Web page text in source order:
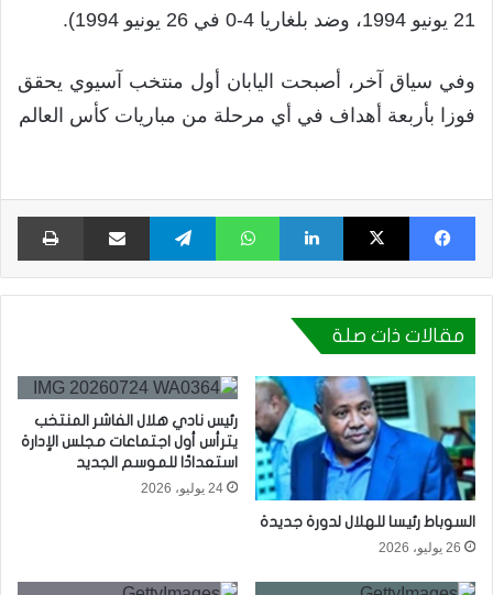
21 يونيو 1994، وضد بلغاريا 4-0 في 26 يونيو 1994).
وفي سياق آخر، أصبحت اليابان أول منتخب آسيوي يحقق
فوزا بأربعة أهداف في أي مرحلة من مباريات كأس العالم
فيسبوك X لينكدإن واتساب تيلقرام مشاركة عبر البريد
مقالات ذات صلة
السوباط رئيسا للهلال لدورة جديدة
26 يوليو، 2026
رئيس نادي هلال الفاشر المنتخب
يترأس أول اجتماعات مجلس الإدارة
استعدادًا للموسم الجديد
24 يوليو، 2026